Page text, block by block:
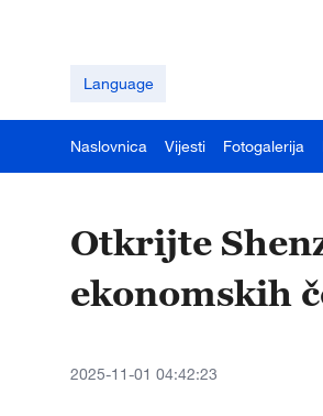
Language
Naslovnica Vijesti Fotogalerija
Otkrijte
ekonomskih
2025-11-01 04:42:23